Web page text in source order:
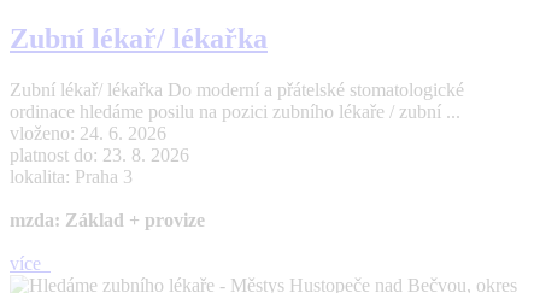
Zubní lékař/ lékařka
Zubní lékař/ lékařka Do moderní a přátelské stomatologické
ordinace hledáme posilu na pozici zubního lékaře / zubní ...
vloženo: 24. 6. 2026
platnost do: 23. 8. 2026
lokalita: Praha 3
mzda: Základ + provize
více